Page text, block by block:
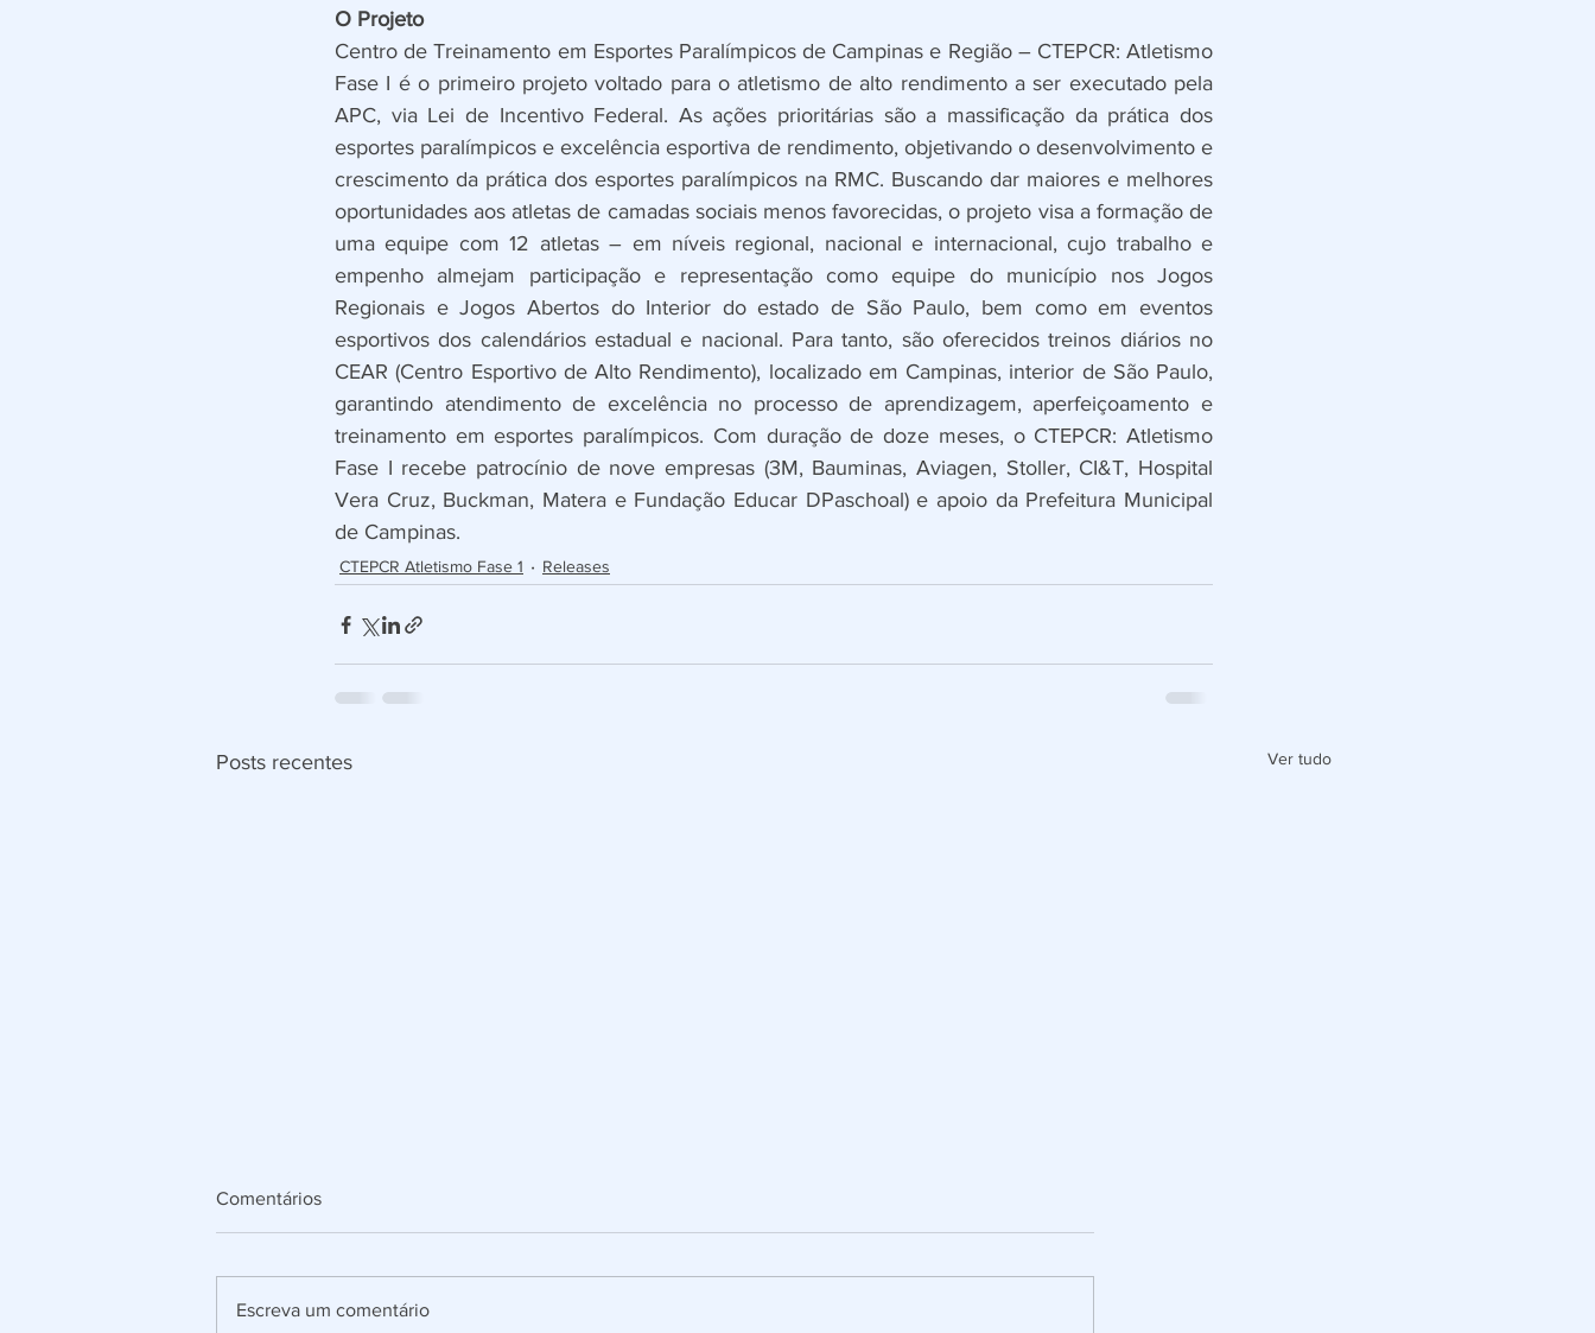
O Projeto
Centro de Treinamento em Esportes Paralímpicos de Campinas e Região – CTEPCR: Atletismo
Fase I é o primeiro projeto voltado para o atletismo de alto rendimento a ser executado pela
APC, via Lei de Incentivo Federal. As ações prioritárias são a massificação da prática dos
esportes paralímpicos e excelência esportiva de rendimento, objetivando o desenvolvimento e
crescimento da prática dos esportes paralímpicos na RMC. Buscando dar maiores e melhores
oportunidades aos atletas de camadas sociais menos favorecidas, o projeto visa a formação de
uma equipe com 12 atletas – em níveis regional, nacional e internacional, cujo trabalho e
empenho almejam participação e representação como equipe do município nos Jogos
Regionais e Jogos Abertos do Interior do estado de São Paulo, bem como em eventos
esportivos dos calendários estadual e nacional. Para tanto, são oferecidos treinos diários no
CEAR (Centro Esportivo de Alto Rendimento), localizado em Campinas, interior de São Paulo,
garantindo atendimento de excelência no processo de aprendizagem, aperfeiçoamento e
treinamento em esportes paralímpicos. Com duração de doze meses, o CTEPCR: Atletismo
Fase I recebe patrocínio de nove empresas (3M, Bauminas, Aviagen, Stoller, CI&T, Hospital
Vera Cruz, Buckman, Matera e Fundação Educar DPaschoal) e apoio da Prefeitura Municipal
de Campinas.
CTEPCR Atletismo Fase 1 Releases
Posts recentes Ver tudo
Comentários
Escreva um comentário